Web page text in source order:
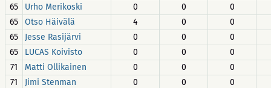
65
Urho Merikoski 0 0
0
65
Otso Häivälä 4 0
0
65
Jesse Rasijärvi 0 0
0
65
LUCAS Koivisto 0 0
0
71
Matti Ollikainen 0 0
0
71
Jimi Stenman 0 0
0